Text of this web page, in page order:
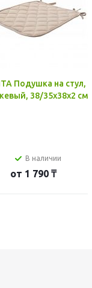
Подушка на стул,
38/35x38x2 см
В наличии
от 1 790 ₸